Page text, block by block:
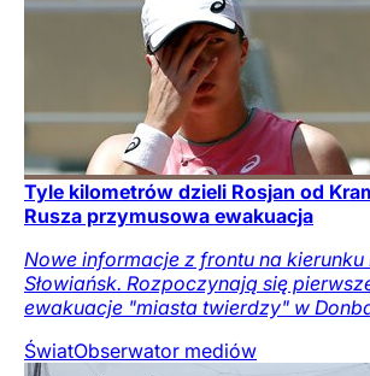
Tyle kilometrów dzieli Rosjan od
Rusza przymusowa ewakuacja
Nowe informacje z frontu na
Słowiańsk. Rozpoczynają się
ewakuacje "miasta twierdzy" w
ŚwiatObserwator mediów